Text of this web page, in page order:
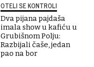
OTELI SE KONTROLI
Dva pijana pajdaša
imala show u kafiću u
Grubišnom Polju:
Razbijali čaše, jedan
pao na bor